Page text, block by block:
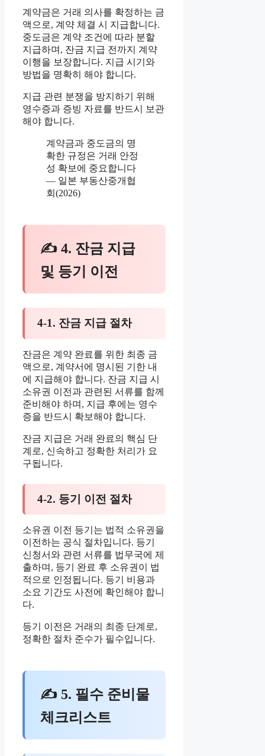
계약금은 거래 의사를 확정하는 금
액으로, 계약 체결 시 지급합니다.
중도금은 계약 조건에 따라 분할
지급하며, 잔금 지급 전까지 계약
이행을 보장합니다. 지급 시기와
방법을 명확히 해야 합니다.
지급 관련 분쟁을 방지하기 위해
영수증과 증빙 자료를 반드시 보관
해야 합니다.
계약금과 중도금의 명
확한 규정은 거래 안정
성 확보에 중요합니다
— 일본 부동산중개협
회(2026)
✍ 4. 잔금 지급
및 등기 이전
4-1. 잔금 지급 절차
잔금은 계약 완료를 위한 최종 금
액으로, 계약서에 명시된 기한 내
에 지급해야 합니다. 잔금 지급 시
소유권 이전과 관련된 서류를 함께
준비해야 하며, 지급 후에는 영수
증을 반드시 확보해야 합니다.
잔금 지급은 거래 완료의 핵심 단
계로, 신속하고 정확한 처리가 요
구됩니다.
4-2. 등기 이전 절차
소유권 이전 등기는 법적 소유권을
이전하는 공식 절차입니다. 등기
신청서와 관련 서류를 법무국에 제
출하며, 등기 완료 후 소유권이 법
적으로 인정됩니다. 등기 비용과
소요 기간도 사전에 확인해야 합니
다.
등기 이전은 거래의 최종 단계로,
정확한 절차 준수가 필수입니다.
✍ 5. 필수 준비물
체크리스트